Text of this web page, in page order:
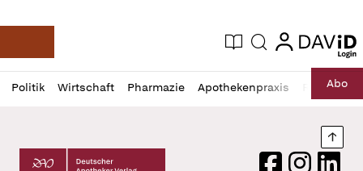
Deutsche Apotheker Zeitung
Aktuelle Ausgabe
Suche login
login
Politik Wirtschaft Pharmazie Apothekenpraxis RechtAbo
Profil
öffnen
Daz
Pur
Deutscher Apotheker Verlag Logo
FacebookInstagram